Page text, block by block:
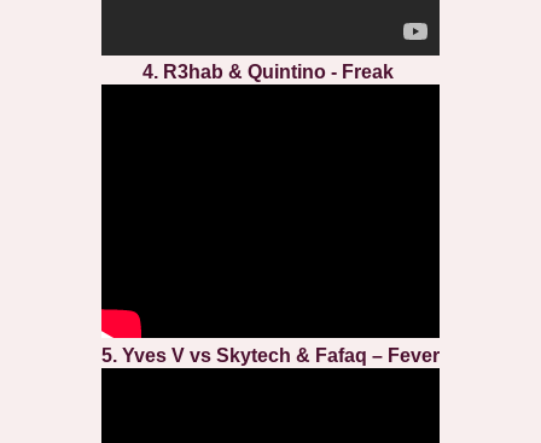
4. R3hab & Quintino - Freak
5. Yves V vs Skytech & Fafaq – Fever